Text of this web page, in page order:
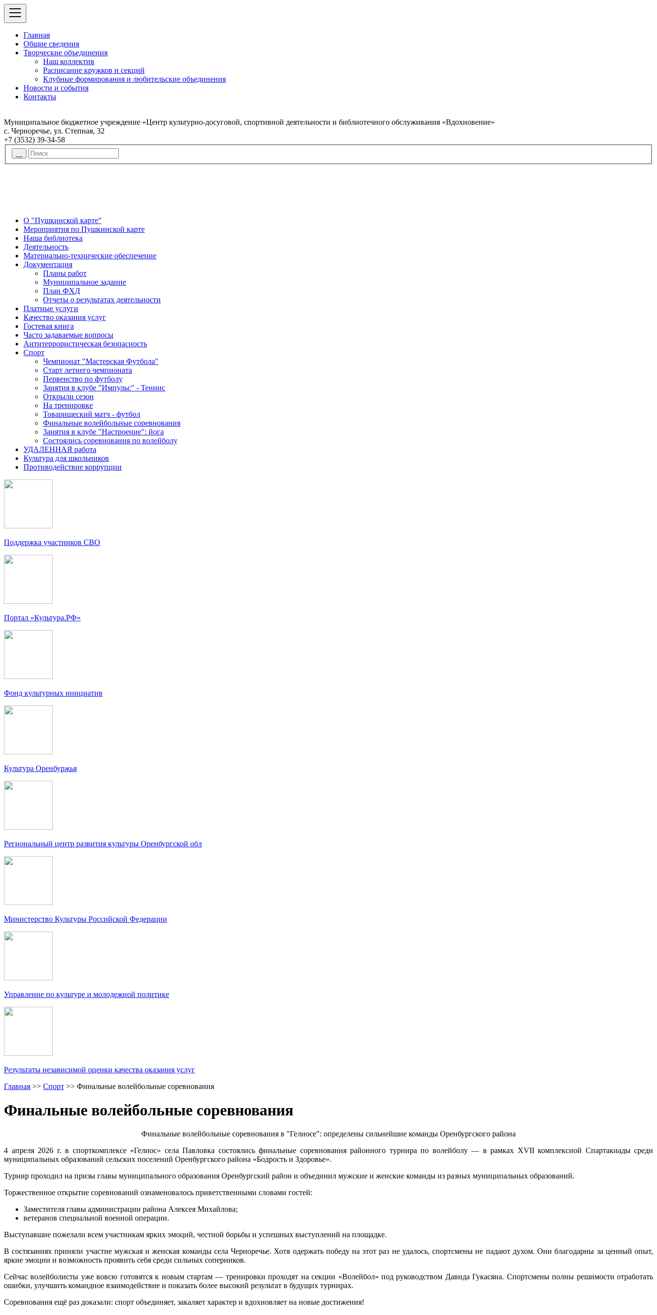
Главная
Общие сведения
Творческие объединения
Наш коллектив
Расписание кружков и секций
Клубные формирования и любительские объединения
Новости и события
Контакты
Муниципальное бюджетное учреждение «Центр культурно-досуговой, спортивной деятельности и библиотечного обслуживания «Вдохновение»
с. Черноречье, ул. Степная, 32
+7 (3532) 39-34-58
О "Пушкинской карте"
Мероприятия по Пушкинской карте
Наша библиотека
Деятельность
Материально-технические обеспечение
Документация
Планы работ
Муниципальное задание
План ФХД
Отчеты о результатах деятельности
Платные услуги
Качество оказания услуг
Гостевая книга
Часто задаваемые вопросы
Антитеррористическая безопасность
Спорт
Чемпионат "Мастерская Футбола"
Старт летнего чемпионата
Первенство по футболу
Занятия в клубе "Импульс" - Теннис
Открыли сезон
На тренировке
Товарищеский матч - футбол
Финальные волейбольные соревнования
Занятия в клубе "Настроение": йога
Состоялись соревнования по волейболу
УДАЛЕННАЯ работа
Культура для школьников
Противодействие коррупции
Поддержка участников СВО
Портал «Культура.РФ»
Фонд культурных инициатив
Культура Оренбуржья
Региональный центр развития культуры Оренбургской обл
Министерство Культуры Российской Федерации
Управление по культуре и молодежной политике
Результаты независимой оценки качества оказания услуг
Главная >> Спорт >> Финальные волейбольные соревнования
Финальные волейбольные соревнования
Финальные волейбольные соревнования в "Гелиосе": определены сильнейшие команды Оренбургского района
4 апреля 2026 г. в спорткомплексе «Гелиос» села Павловка состоялись финальные соревнования районного турнира по волейболу — в рамках XVII комплексной Спартакиады среди
муниципальных образований сельских поселений Оренбургского района «Бодрость и Здоровье».
Турнир проходил на призы главы муниципального образования Оренбургский район и объединил мужские и женские команды из разных муниципальных образований.
Торжественное открытие соревнований ознаменовалось приветственными словами гостей:
Заместителя главы администрации района Алексея Михайлова;
ветеранов специальной военной операции.
Выступавшие пожелали всем участникам ярких эмоций, честной борьбы и успешных выступлений на площадке.
В состязаниях приняли участие мужская и женская команды села Черноречье. Хотя одержать победу на этот раз не удалось, спортсмены не падают духом. Они благодарны за ценный опыт,
яркие эмоции и возможность проявить себя среди сильных соперников.
Сейчас волейболисты уже вовсю готовятся к новым стартам — тренировки проходят на секции «Волейбол» под руководством Давида Гукасяна. Спортсмены полны решимости отработать
ошибки, улучшить командное взаимодействие и показать более высокий результат в будущих турнирах.
Соревнования ещё раз доказали: спорт объединяет, закаляет характер и вдохновляет на новые достижения!